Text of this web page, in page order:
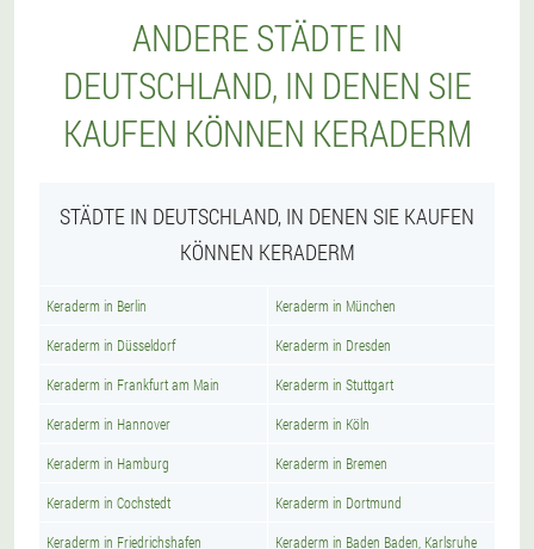
ANDERE STÄDTE IN
DEUTSCHLAND, IN DENEN SIE
KAUFEN KÖNNEN KERADERM
STÄDTE IN DEUTSCHLAND, IN DENEN SIE KAUFEN
KÖNNEN KERADERM
Keraderm in Berlin Keraderm in München
Keraderm in Düsseldorf Keraderm in Dresden
Keraderm in Frankfurt am Main Keraderm in Stuttgart
Keraderm in Hannover Keraderm in Köln
Keraderm in Hamburg Keraderm in Bremen
Keraderm in Cochstedt Keraderm in Dortmund
Keraderm in Friedrichshafen Keraderm in Baden Baden, Karlsruhe